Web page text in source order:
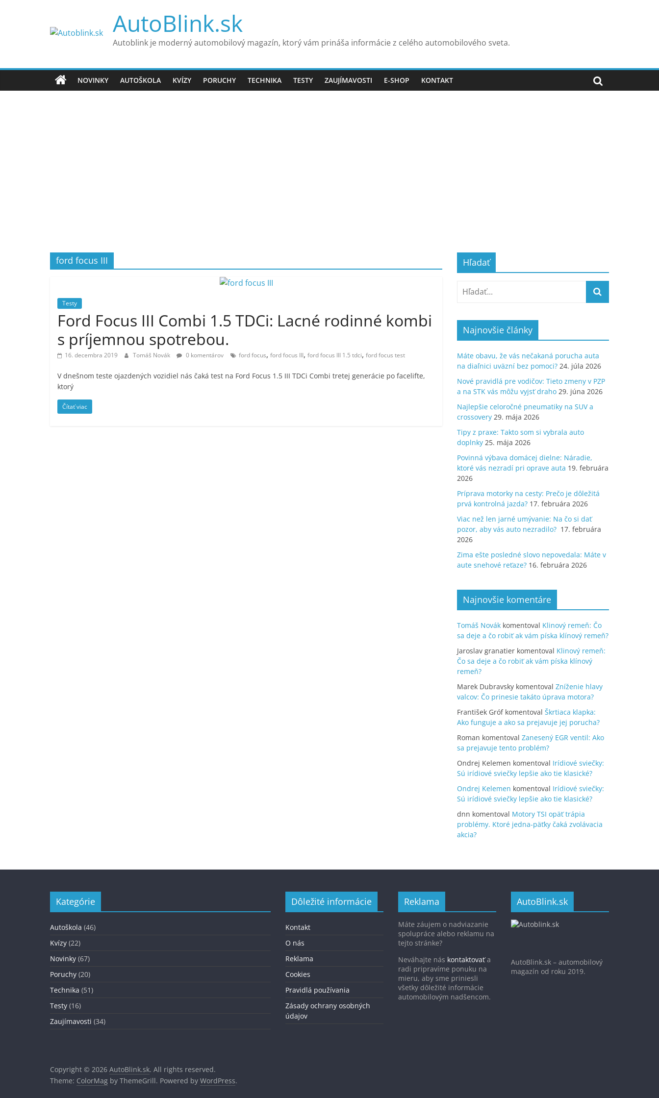
AutoBlink.sk
Autoblink je moderný automobilový magazín, ktorý vám prináša informácie z celého automobilového sveta.
NOVINKY AUTOŠKOLA KVÍZY PORUCHY TECHNIKA TESTY ZAUJÍMAVOSTI E-SHOP KONTAKT
ford focus III
Testy
Ford Focus III Combi 1.5 TDCi: Lacné rodinné kombi
s príjemnou spotrebou.
16. decembra 2019 Tomáš Novák 0 komentárov ford focus, ford focus III, ford focus III 1.5 tdci, ford focus test
V dnešnom teste ojazdených vozidiel nás čaká test na Ford Focus 1.5 III TDCi Combi tretej generácie po facelifte,
ktorý
Čítať viac
Hľadať
Najnovšie články
Máte obavu, že vás nečakaná porucha auta
na diaľnici uväzní bez pomoci? 24. júla 2026
Nové pravidlá pre vodičov: Tieto zmeny v PZP
a na STK vás môžu vyjsť draho 29. júna 2026
Najlepšie celoročné pneumatiky na SUV a
crossovery 29. mája 2026
Tipy z praxe: Takto som si vybrala auto
doplnky 25. mája 2026
Povinná výbava domácej dielne: Náradie,
ktoré vás nezradí pri oprave auta 19. februára
2026
Príprava motorky na cesty: Prečo je dôležitá
prvá kontrolná jazda? 17. februára 2026
Viac než len jarné umývanie: Na čo si dať
pozor, aby vás auto nezradilo? 17. februára
2026
Zima ešte posledné slovo nepovedala: Máte v
aute snehové reťaze? 16. februára 2026
Najnovšie komentáre
Tomáš Novák komentoval Klinový remeň: Čo
sa deje a čo robiť ak vám píska klínový remeň?
Jaroslav granatier komentoval Klinový remeň:
Čo sa deje a čo robiť ak vám píska klínový
remeň?
Marek Dubravsky komentoval Zníženie hlavy
valcov: Čo prinesie takáto úprava motora?
František Grófkomentoval Škrtiaca klapka:
Ako funguje a ako sa prejavuje jej porucha?
Roman komentoval Zanesený EGR ventil: Ako
sa prejavuje tento problém?
Ondrej Kelemen komentoval Irídiové sviečky:
Sú irídiové sviečky lepšie ako tie klasické?
Ondrej Kelemen komentoval Irídiové sviečky:
Sú irídiové sviečky lepšie ako tie klasické?
dnn komentoval Motory TSI opäť trápia
problémy. Ktoré jedna-päťky čaká zvolávacia
akcia?
Kategórie
Autoškola (46)
Kvízy (22)
Novinky (67)
Poruchy (20)
Technika (51)
Testy (16)
Zaujímavosti (34)
Dôležité informácie
Kontakt
O nás
Reklama
Cookies
Pravidlá používania
Zásady ochrany osobných
údajov
Reklama
Máte záujem o nadviazanie
spolupráce alebo reklamu na
tejto stránke?
Neváhajte nás kontaktovaťa
radi pripravíme ponuku na
mieru, aby sme priniesli
všetky dôležité informácie
automobilovým nadšencom.
AutoBlink.sk
AutoBlink.sk – automobilový
magazín od roku 2019.
Copyright © 2026 AutoBlink.sk. All rights reserved.
Theme: ColorMag by ThemeGrill. Powered by WordPress.